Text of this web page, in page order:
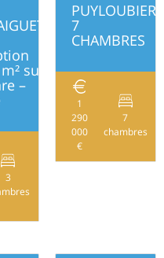
sur
–
3
PUYLOUBIER
7
CHAMBRES
1
290
000
€
7
chambres